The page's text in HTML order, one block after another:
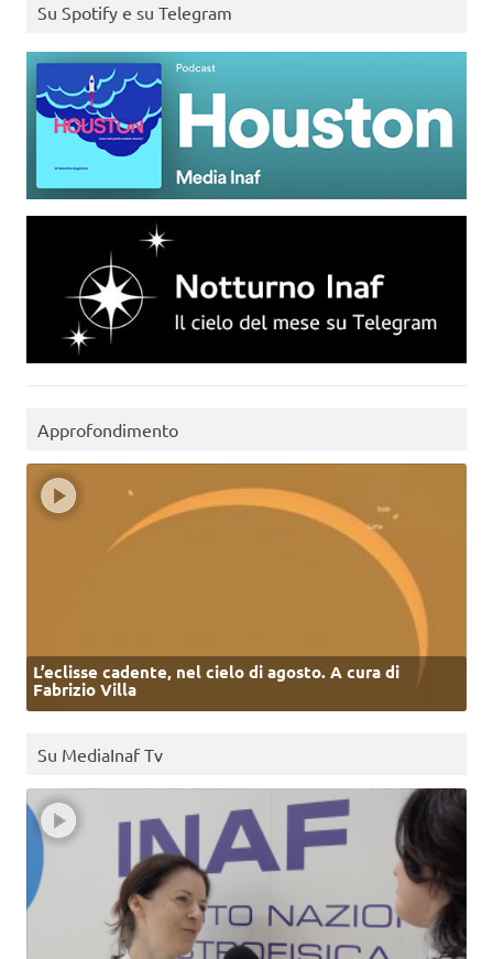
Su Spotify e su Telegram
Approfondimento
L’eclisse cadente, nel cielo di agosto. A cura di
Fabrizio Villa
Su MediaInaf Tv